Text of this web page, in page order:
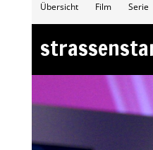
Übersicht Film Serie